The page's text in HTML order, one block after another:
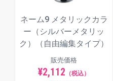
ネーム9 メタリックカラ
ー（シルバーメタリッ
ク）（自由編集タイプ）
販売価格
¥2,112 （税込）